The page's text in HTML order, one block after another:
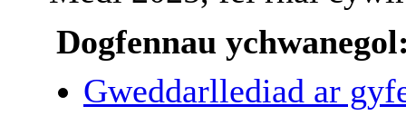
Dogfennau
Gweddarllediad ar